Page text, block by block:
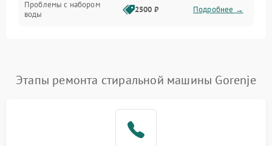
Проблемы с набором
воды
2500 ₽ Подробнее →
Подробнее →
Этапы ремонта стиральной машины Gorenje